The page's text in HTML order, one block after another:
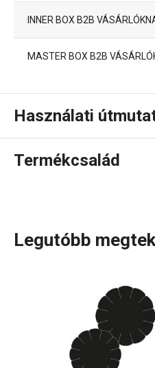
INNER BOX B2B
MASTER BOX B2B
Használati
Használati útmutató és
Termékcsalád
munkád? A DELÍCIA
szerető számára
tepsik, mindenféle alakú,
Tortaformák,kuglófsütőés
számos praktikus
sütési
Legutóbb